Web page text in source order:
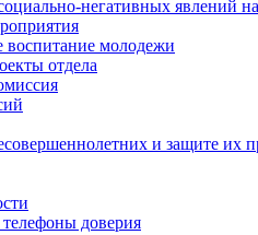
негативных явлений
воспитание молодежи
отдела
и защите их
доверия